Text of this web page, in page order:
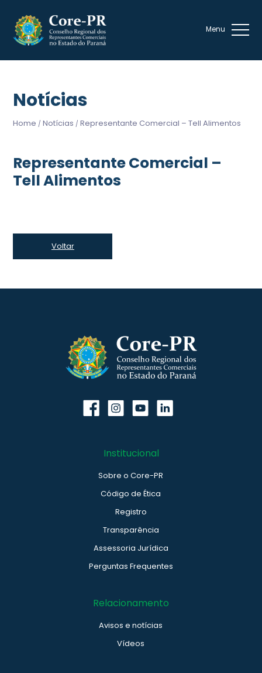
Notícias
Home / Notícias / Representante Comercial – Tell Alimentos
Representante Comercial –
Tell Alimentos
Voltar
Institucional
Sobre o Core-PR
Código de Ética
Registro
Transparência
Assessoria Jurídica
Perguntas Frequentes
Relacionamento
Avisos e notícias
Vídeos